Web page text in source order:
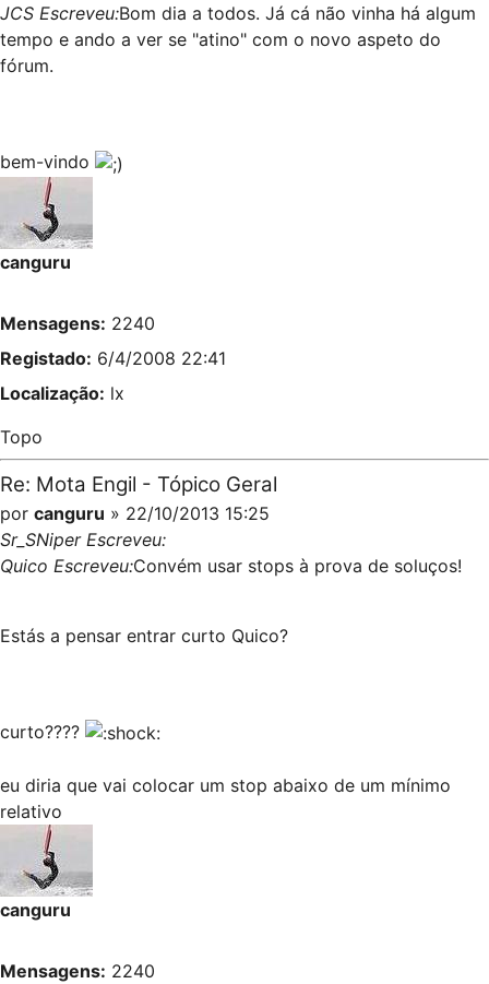
JCS Escreveu:Bom dia a todos. Já cá não vinha há algum
tempo e ando a ver se "atino" com o novo aspeto do
fórum.
bem-vindo
canguru
Mensagens: 2240
Registado: 6/4/2008 22:41
Localização: lx
Topo
Re: Mota Engil - Tópico Geral
por canguru » 22/10/2013 15:25
Sr_SNiper Escreveu:
Quico Escreveu:Convém usar stops à prova de soluços!
Estás a pensar entrar curto Quico?
curto????
eu diria que vai colocar um stop abaixo de um mínimo
relativo
canguru
Mensagens: 2240